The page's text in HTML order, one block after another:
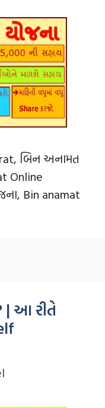
બિન અનામત
Online
Bin anamat
| આ રીતે